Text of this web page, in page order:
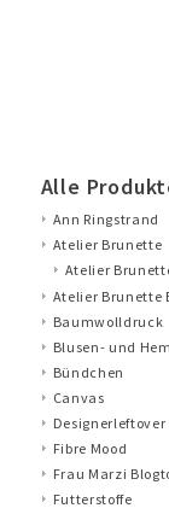
Alle
Ann Ringstrand
Atelier Brunette
Atelier
Atelier Brunette
Baumwolldruck
Blusen- und
Bündchen
Canvas
Designerleftover
Fibre Mood
Frau Marzi
Futterstoffe